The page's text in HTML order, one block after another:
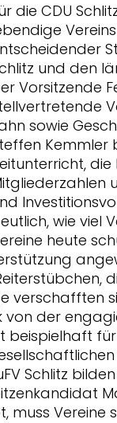
die CDU
und den
Vorsitzende
sowie
Kemmler
wie viel
heute
verschafften
von der
beispielhaft
Schlitz
muss Vereine